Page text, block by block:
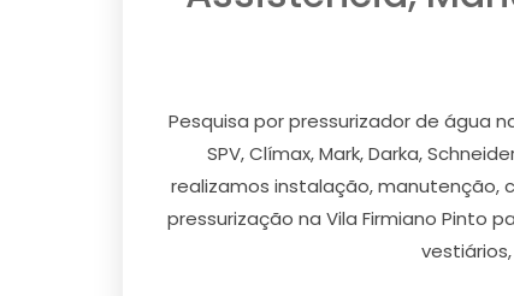
Pesquisa por pressurizador de água
SPV, Clímax, Mark, Darka,
realizamos instalação, manutenção,
pressurização na Vila Firmiano Pinto